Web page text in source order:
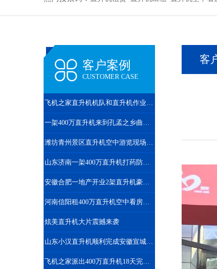
客户案例
CUSTOMER CASE
飞机之家直升机机队和直升机作业运输车辆
一架400万直升机来到孔孟之乡曲阜航空科普
潍坊青州景区直升机空中游览现场人山人海
山东济南一架400万直升机打药防治春尺蠖
安徽合肥一地产开业2架直升机豪车助阵
河南信阳租400万直升机空中看房短视频600万播放
炫美直升机大片震撼来袭
山东小汉直升机顺利完成安徽宣城直升机航测作业
飞机之家派出400万直升机18天完成云南昆明直升机航测
客